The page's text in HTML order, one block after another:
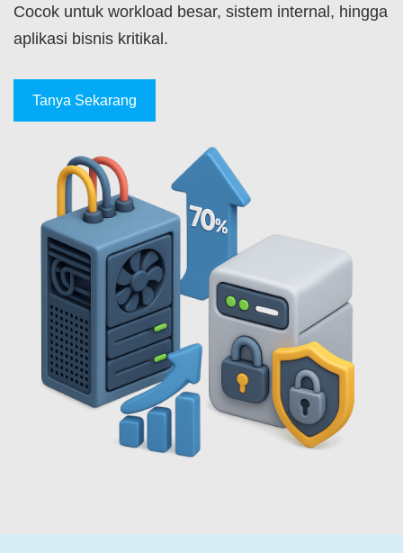
Cocok untuk workload besar, sistem internal, hingga
aplikasi bisnis kritikal.
Tanya Sekarang